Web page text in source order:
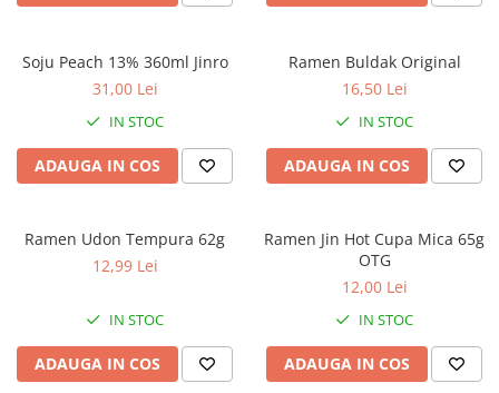
Soju Peach 13% 360ml Jinro
31,00 Lei
IN STOC
ADAUGA IN COS
Ramen Buldak Original
16,50 Lei
IN STOC
ADAUGA IN COS
Ramen Udon Tempura 62g
12,99 Lei
IN STOC
ADAUGA IN COS
Ramen Jin Hot Cupa Mica 65g
OTG
12,00 Lei
IN STOC
ADAUGA IN COS